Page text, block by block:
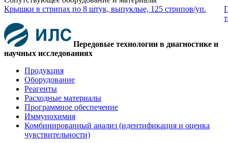
Крышки в стрипах по 8 штук, выпуклые, 125 стрипов/уп.
Передовые технологии в диагностике и
научных исследованиях
Продукция
Оборудование
Реагенты
Расходные материалы
Программное обеспечение
Иммунохимия
Комбинированный анализ (идентификация и оценка
чувствительности)